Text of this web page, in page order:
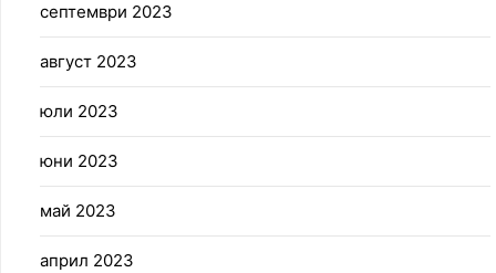
септември 2023
август 2023
юли 2023
юни 2023
май 2023
април 2023